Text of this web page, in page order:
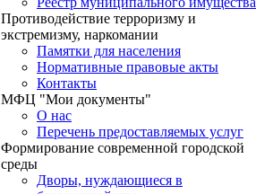
Противодействие терроризму и
экстремизму, наркомании
Памятки для населения
Нормативные правовые акты
Контакты
МФЦ "Мои документы"
О нас
Перечень предоставляемых услуг
Формирование современной городской
среды
Дворы, нуждающиеся в